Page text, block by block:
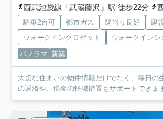
西武池袋線「武蔵藤沢」駅 徒歩22分
西
駐車2台可 都市ガス 陽当り良好
建
ウォークインクロゼット
ウォークインシ
パノラマ 新築
大切な住まいの物件情報だけでなく、毎日の
の返済や、税金の軽減措置もサポートできま